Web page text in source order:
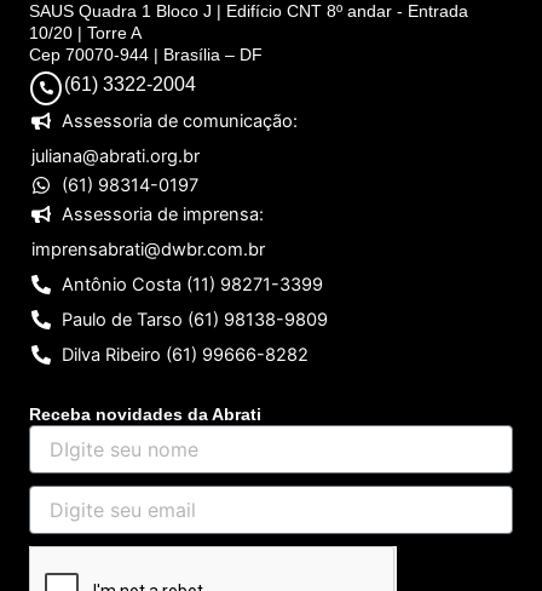
SAUS Quadra 1 Bloco J | Edifício CNT 8º andar - Entrada
10/20 | Torre A
Cep 70070-944 | Brasília – DF
(61) 3322-2004
Assessoria de comunicação:
juliana@abrati.org.br
(61) 98314-0197
Assessoria de imprensa:
imprensabrati@dwbr.com.br
Antônio Costa (11) 98271-3399
Paulo de Tarso (61) 98138-9809
Dilva Ribeiro (61) 99666-8282
Receba novidades da Abrati
DIgite
seu
nome
Digite
seu
email